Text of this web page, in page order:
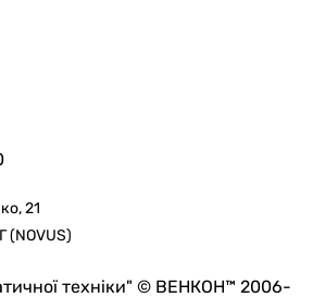
21
(NOVUS)
техніки" © ВЕНКОН™ 2006-